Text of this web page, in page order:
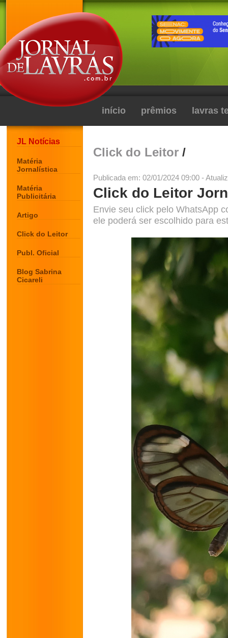
início prêmios lavras
JL Notícias
Matéria
Jornalística
Matéria
Publicitária
Artigo
Click do Leitor
Publ. Oficial
Blog Sabrina
Cicareli
Click do Leitor /
Publicada em: 02/01/2024 09:00 -
Click do Leitor
Envie seu click pelo WhatsApp
ele poderá ser escolhido para